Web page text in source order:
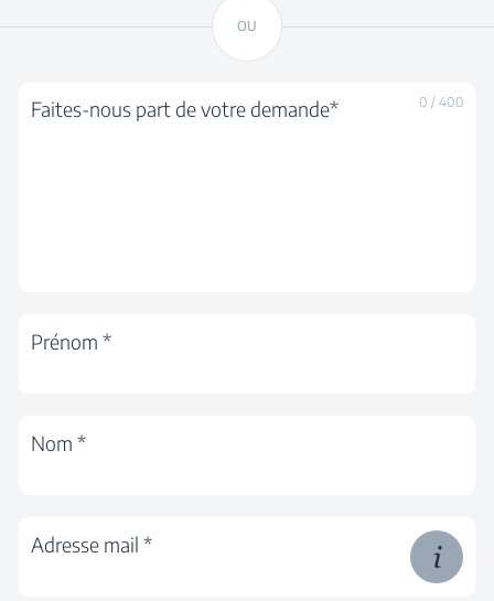
OU
Faites-nous part de votre demande* 0 / 400
Prénom *
Nom *
Adresse mail *